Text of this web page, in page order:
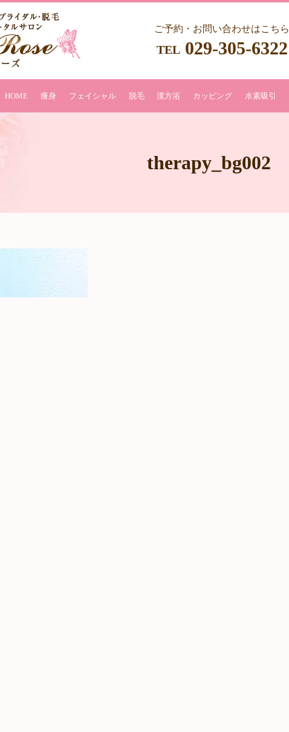
ご予約・お問い合わせはこちら
TEL029-305-6322
HOME 痩身 フェイシャル 脱毛 漢方浴 カッピング 水素吸引
therapy_bg002